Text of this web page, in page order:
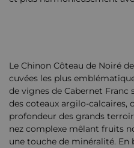
Le Chinon Côteau de Noiré
cuvées les plus
de vignes de Cabernet
des coteaux argilo-calcaires,
profondeur des grands
nez complexe mêlant fruits
une touche de minéralité. En